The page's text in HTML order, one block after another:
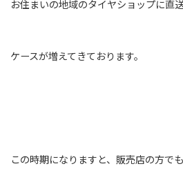
お住まいの地域のタイヤショップに直
ケースが増えてきております。
この時期になりますと、販売店の方でも